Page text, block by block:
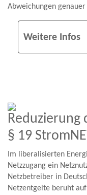
Abweichungen
Weitere Infos
Reduzierung
§ 19
Im liberalisierten
Netzzugang ein
Netzbetreiber in
Netzentgelte beruht